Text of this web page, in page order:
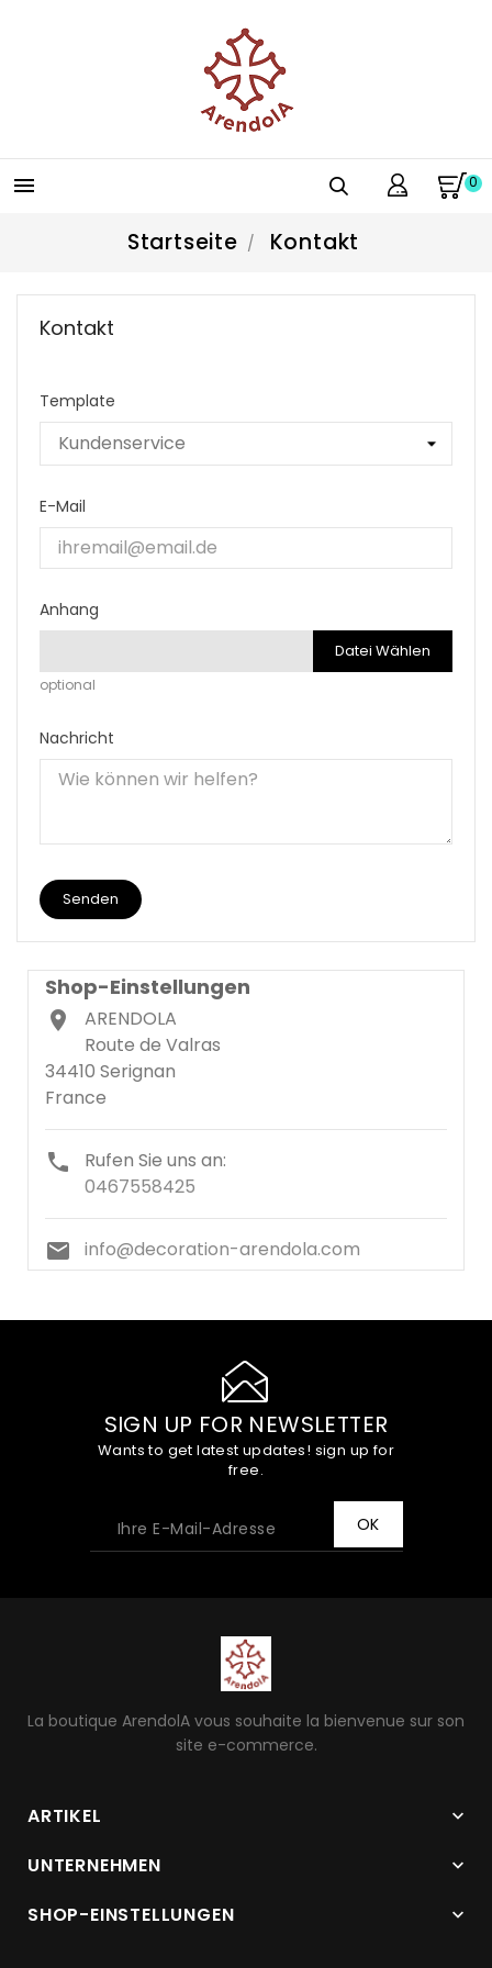
 0
Startseite Kontakt
Kontakt
Template
E-Mail
Anhang
Datei Wählen
optional
Nachricht
Shop-Einstellungen

ARENDOLA
Route de Valras
34410 Serignan
France

Rufen Sie uns an:
0467558425
 info@decoration-arendola.com
SIGN UP FOR NEWSLETTER
Wants to get latest updates! sign up for
free.
La boutique ArendolA vous souhaite la bienvenue sur son
site e-commerce.
ARTIKEL 
UNTERNEHMEN 
SHOP-EINSTELLUNGEN 